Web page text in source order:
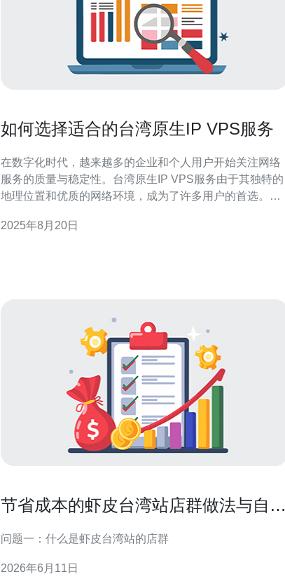
如何选择适合的台湾原生IP VPS服务
在数字化时代，越来越多的企业和个人用户开始关注网络
服务的质量与稳定性。台湾原生IP VPS服务由于其独特的
地理位置和优质的网络环境，成为了许多用户的首选。然
己的台湾原生IP VPS服务呢？本文将为您提供一些实用的
2025年8月20日
节省成本的虾皮台湾站店群做法与自动
问题一：什么是虾皮台湾站的店群
2026年6月11日